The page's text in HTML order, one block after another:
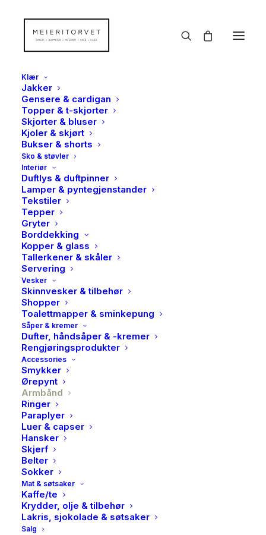
Klær
Jakker
Gensere & cardigan
Topper & t-skjorter
Skjorter & bluser
Kjoler & skjørt
Bukser & shorts
Sko & støvler
Interiør
Duftlys & duftpinner
Lamper & pyntegjenstander
Tekstiler
Tepper
Gryter
Borddekking
Kopper & glass
Tallerkener & skåler
Servering
Vesker
Skinnvesker & tilbehør
Shopper
Toalettmapper & sminkepung
Såper & kremer
Dufter, håndsåper & -kremer
Rengjøringsprodukter
Accessories
Smykker
Ørepynt
Armbånd
Ringer
Paraplyer
Luer & capser
Hansker
Skjerf
Belter
Sokker
Mat & søtsaker
Kaffe/te
Krydder, olje & tilbehør
Lakris, sjokolade & søtsaker
Salg
PAN, Rio radiance
armbånd i forgylt sølv med
hvit zirkonia
899,00
Klassisk armbånd i 925 forgylt sølv med en hvit
zirkonia sentersten som prikken over i’en. Armbåndet
har en forlenger på 3 cm som gjør at det passer de
fleste. Finnes i flere farger.